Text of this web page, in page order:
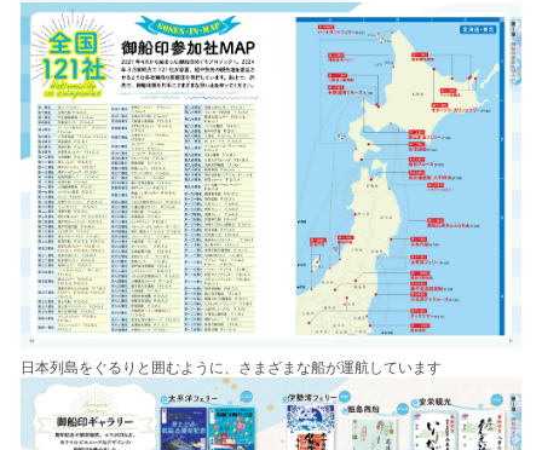
日本列島をぐるりと囲むように、さまざまな船が運航しています